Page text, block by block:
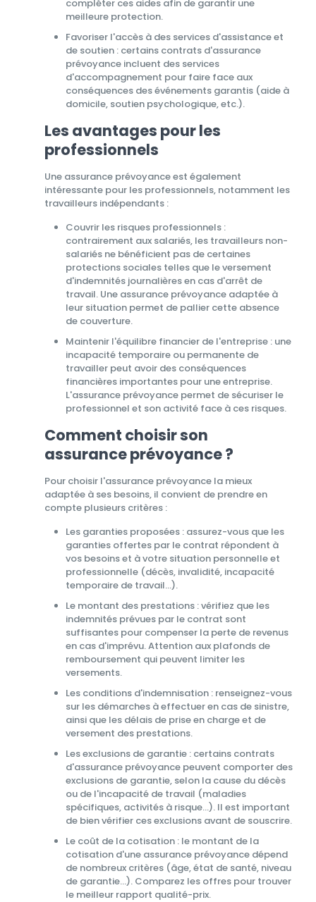
compléter ces aides afin de garantir une
meilleure protection.
Favoriser l'accès à des services d'assistance et
de soutien : certains contrats d'assurance
prévoyance incluent des services
d'accompagnement pour faire face aux
conséquences des événements garantis (aide à
domicile, soutien psychologique, etc.).
Les avantages pour les
professionnels
Une assurance prévoyance est également
intéressante pour les professionnels, notamment les
travailleurs indépendants :
Couvrir les risques professionnels :
contrairement aux salariés, les travailleurs non-
salariés ne bénéficient pas de certaines
protections sociales telles que le versement
d'indemnités journalières en cas d'arrêt de
travail. Une assurance prévoyance adaptée à
leur situation permet de pallier cette absence
de couverture.
Maintenir l'équilibre financier de l'entreprise : une
incapacité temporaire ou permanente de
travailler peut avoir des conséquences
financières importantes pour une entreprise.
L'assurance prévoyance permet de sécuriser le
professionnel et son activité face à ces risques.
Comment choisir son
assurance prévoyance ?
Pour choisir l'assurance prévoyance la mieux
adaptée à ses besoins, il convient de prendre en
compte plusieurs critères :
Les garanties proposées : assurez-vous que les
garanties offertes par le contrat répondent à
vos besoins et à votre situation personnelle et
professionnelle (décès, invalidité, incapacité
temporaire de travail...).
Le montant des prestations : vérifiez que les
indemnités prévues par le contrat sont
suffisantes pour compenser la perte de revenus
en cas d'imprévu. Attention aux plafonds de
remboursement qui peuvent limiter les
versements.
Les conditions d'indemnisation : renseignez-vous
sur les démarches à effectuer en cas de sinistre,
ainsi que les délais de prise en charge et de
versement des prestations.
Les exclusions de garantie : certains contrats
d'assurance prévoyance peuvent comporter des
exclusions de garantie, selon la cause du décès
ou de l'incapacité de travail (maladies
spécifiques, activités à risque...). Il est important
de bien vérifier ces exclusions avant de souscrire.
Le coût de la cotisation : le montant de la
cotisation d'une assurance prévoyance dépend
de nombreux critères (âge, état de santé, niveau
de garantie...). Comparez les offres pour trouver
le meilleur rapport qualité-prix.